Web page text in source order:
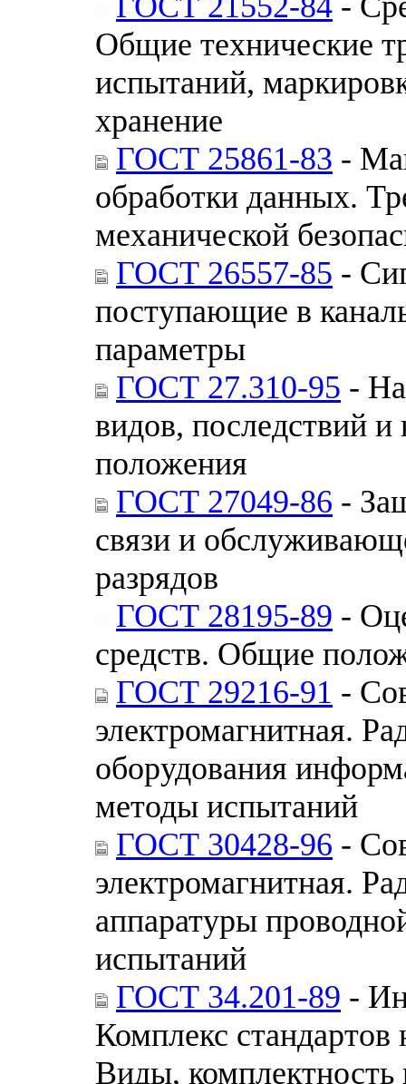
Общие технические
испытаний,
хранение
ГОСТ 25861-83 -
обработки данных.
механической
ГОСТ 26557-85 -
поступающие в
параметры
ГОСТ 27.310-95 -
видов, последствий
положения
ГОСТ 27049-86 -
связи и
разрядов
ГОСТ 28195-89 -
средств. Общие
ГОСТ 29216-91 -
электромагнитная.
оборудования
методы испытаний
ГОСТ 30428-96 -
электромагнитная.
аппаратуры
испытаний
ГОСТ 34.201-89 -
Комплекс
Виды, комплектность